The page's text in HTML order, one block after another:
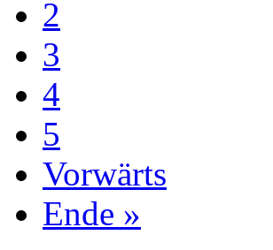
2
3
4
5
Vorwärts
Ende »